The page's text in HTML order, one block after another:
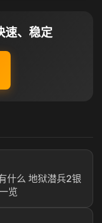
速、稳定
什么 地狱潜兵2银
览